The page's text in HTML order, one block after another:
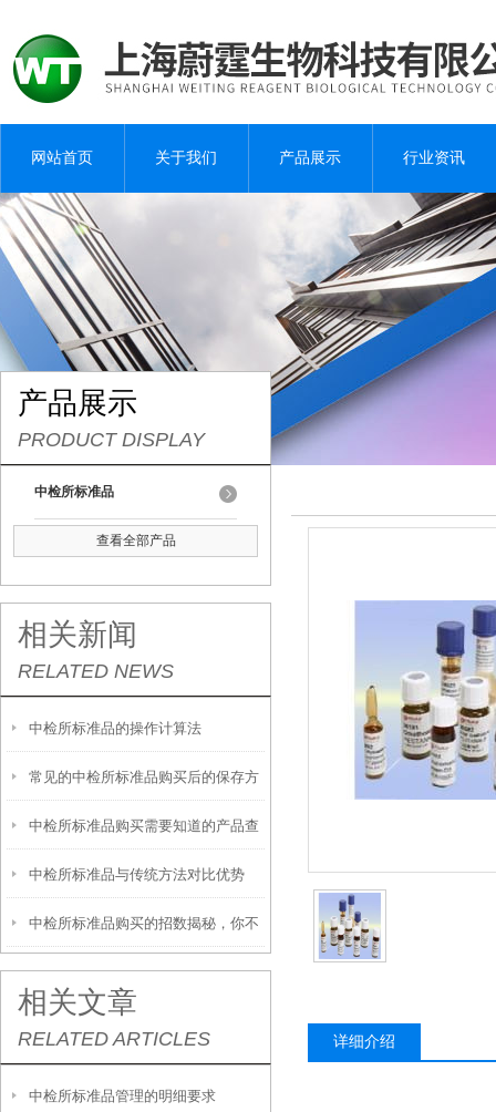
网站首页 关于我们 产品展示 行业资讯
产品展示
PRODUCT DISPLAY
中检所标准品
查看全部产品
相关新闻
RELATED NEWS
中检所标准品的操作计算法
常见的中检所标准品购买后的保存方
法
中检所标准品购买需要知道的产品查
询方法
中检所标准品与传统方法对比优势
中检所标准品购买的招数揭秘，你不
看看？
相关文章
RELATED ARTICLES
中检所标准品管理的明细要求
详细介绍